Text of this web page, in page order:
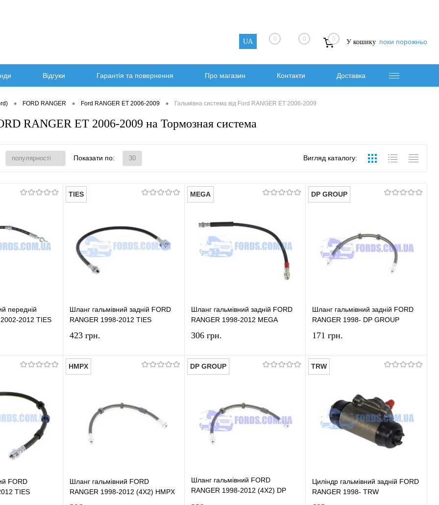
UA 0 0 0 У кошику поки порожньо
Відгуки Гарантія та повернення Про магазин Контакти Доставка
• FORD RANGER • Ford RANGER ET 2006-2009 • Гальмівна система від Ford RANGER ET 2006-2009
RANGER ET 2006-2009 на Тормозная система
Показати по: Вигляд каталогу:
передній
2012 TIES
Порівняння
У наявності
TIES
Шланг гальмівний задній FORD
RANGER 1998-2012 TIES
423 грн.
Купити в 1 клік
У вибране У наявності
MEGA
Шланг гальмівний задній FORD
RANGER 1998-2012 MEGA
306 грн.
Купити в 1 клік
У вибране У наявності
DP GROUP
Шланг гальмівний задній FORD
RANGER 1998- DP GROUP
171 грн.
Купити в 1 клік Порівняння
У вибране У наявності
FORD
TIES
HMPX
Шланг гальмівний FORD
RANGER 1998-2012 (4X2) HMPX
DP GROUP
Шланг гальмівний FORD
RANGER 1998-2012 (4X2) DP
TRW
Циліндр гальмівний задній FORD
RANGER 1998- TRW